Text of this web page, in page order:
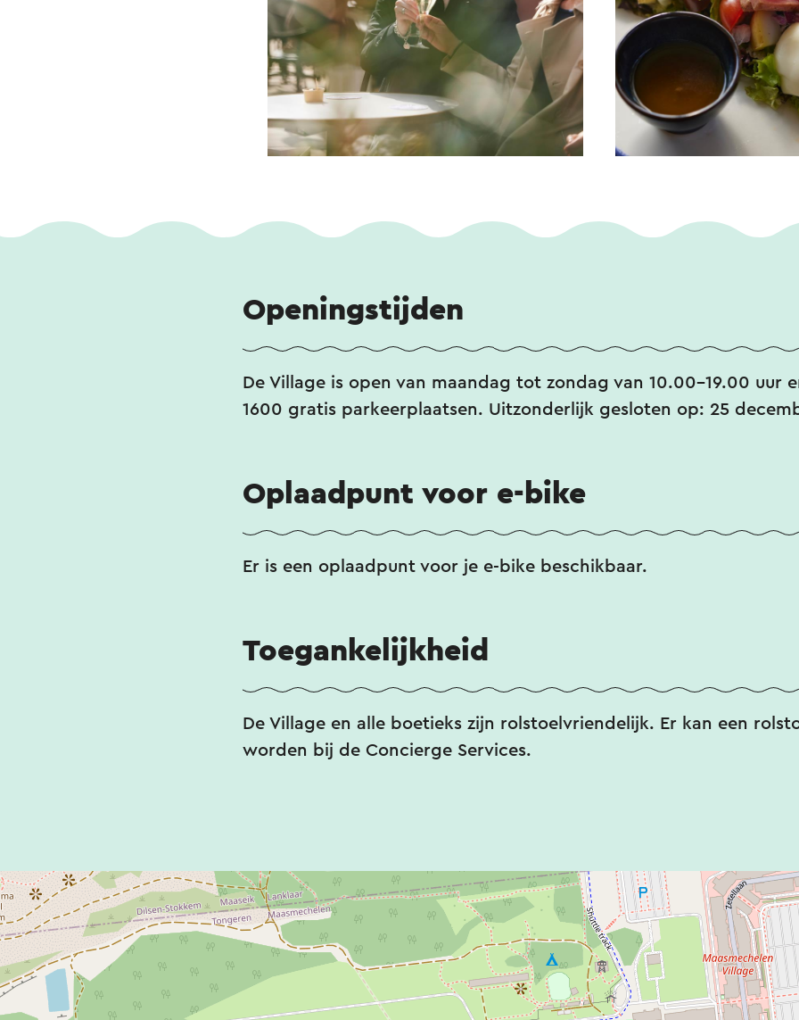
Openingstijden
De Village is open van maandag tot zondag van 10.00-19.00 uur
1600 gratis parkeerplaatsen. Uitzonderlijk gesloten op: 25
Oplaadpunt voor e-bike
Er is een oplaadpunt voor je e-bike beschikbaar.
Toegankelijkheid
De Village en alle boetieks zijn rolstoelvriendelijk. Er kan een
worden bij de Concierge Services.